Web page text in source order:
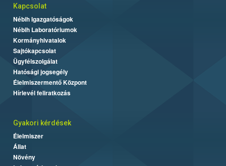
Kapcsolat
Nébih Igazgatóságok
Nébih Laboratóriumok
Kormányhivatalok
Sajtókapcsolat
Ügyfélszolgálat
Hatósági jogsegély
Élelmiszermentő Központ
Hírlevél feliratkozás
Gyakori kérdések
Élelmiszer
Állat
Növény